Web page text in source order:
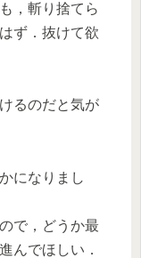
，斬り捨てら
ず．抜けて欲
るのだと気が
になりまし
で，どうか最
んでほしい．